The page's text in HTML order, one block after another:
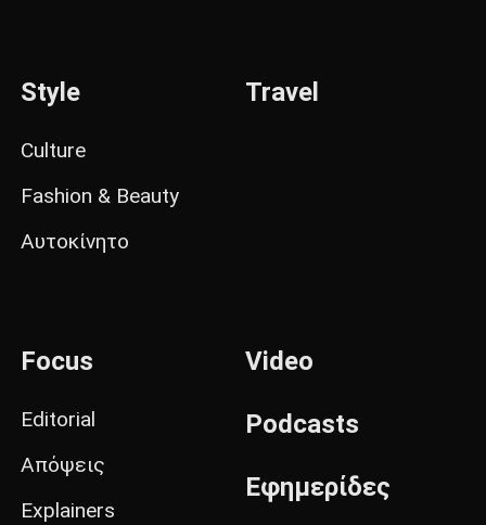
Style
Culture
Fashion & Beauty
Αυτοκίνητο
Travel
Focus
Editorial
Απόψεις
Explainers
Video
Podcasts
Εφημερίδες